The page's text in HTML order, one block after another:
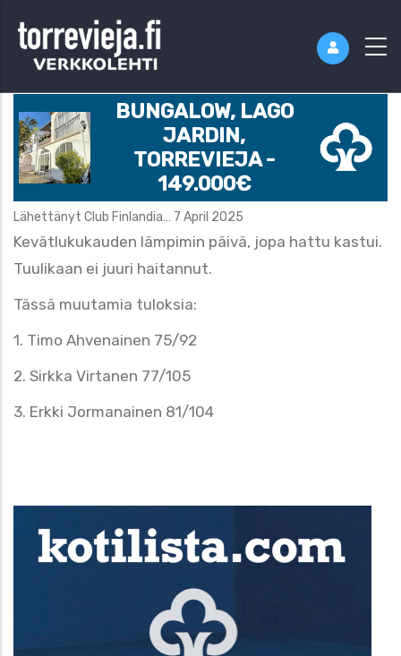
BUNGALOW, LAGO
JARDIN,
TORREVIEJA -
149.000€
Lähettänyt Club Finlandia… 7 April 2025
Kevätlukukauden lämpimin päivä, jopa hattu kastui.
Tuulikaan ei juuri haitannut.
Tässä muutamia tuloksia:
1. Timo Ahvenainen 75/92
2. Sirkka Virtanen 77/105
3. Erkki Jormanainen 81/104